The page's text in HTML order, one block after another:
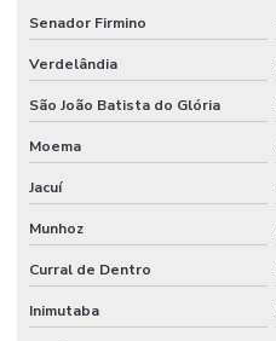
Senador Firmino
Verdelândia
São João Batista do Glória
Moema
Jacuí
Munhoz
Curral de Dentro
Inimutaba